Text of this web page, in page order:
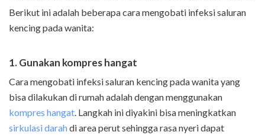
Berikut ini adalah beberapa cara mengobati infeksi saluran
kencing pada wanita:
1. Gunakan kompres hangat
Cara mengobati infeksi saluran kencing pada wanita yang
bisa dilakukan di rumah adalah dengan menggunakan
kompres hangat . Langkah ini diyakini bisa meningkatkan
sirkulasi darahdi area perut sehingga rasa nyeri dapat